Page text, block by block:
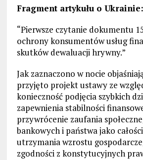
Fragment artykułu o Ukrainie:
“Pierwsze czytanie dokumentu
ochrony konsumentów usług
skutków dewaluacji hrywny.”
Jak zaznaczono w nocie
przyjęto projekt ustawy ze
konieczność podjęcia szybkich
zapewnienia stabilności
przywrócenie zaufania
bankowych i państwa jako
utrzymania wzrostu
zgodności z konstytucyjnych